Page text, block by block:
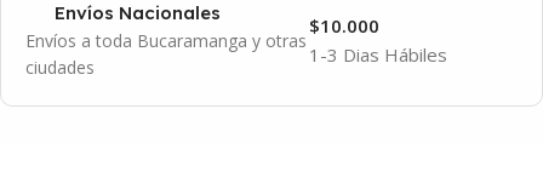
Envíos Nacionales
Envíos a toda Bucaramanga y otras
ciudades
1-3 Dias Hábiles
$10.000